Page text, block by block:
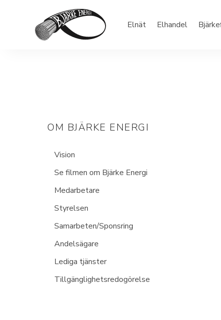
Elnät Elhandel
OM BJÄRKE ENERGI
Vision
Se filmen om Bjärke Energi
Medarbetare
Styrelsen
Samarbeten/Sponsring
Andelsägare
Lediga tjänster
Tillgänglighetsredogörelse